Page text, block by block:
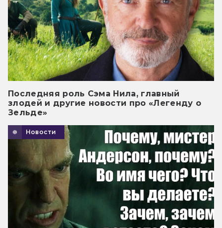
Последняя роль Сэма Нила, главный
злодей и другие новости про «Легенду о
Зельде»
Новости